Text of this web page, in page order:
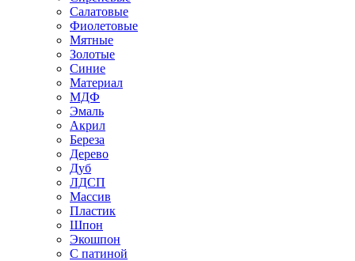
Салатовые
Фиолетовые
Мятные
Золотые
Синие
Материал
МДФ
Эмаль
Акрил
Береза
Дерево
Дуб
ЛДСП
Массив
Пластик
Шпон
Экошпон
С патиной